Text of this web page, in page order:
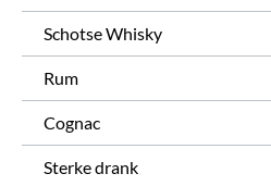
Schotse Whisky
Rum
Cognac
Sterke drank